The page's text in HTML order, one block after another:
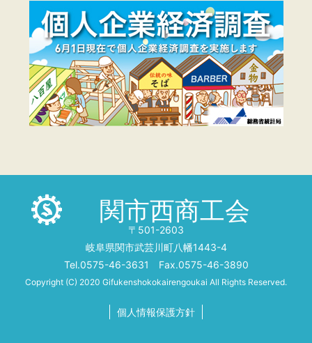
関市西商工会
〒501-2603
岐阜県関市武芸川町八幡1443-4
Tel.0575-46-3631 Fax.0575-46-3890
Copyright (C) 2020 Gifukenshokokairengoukai All Rights Reserved.
個人情報保護方針